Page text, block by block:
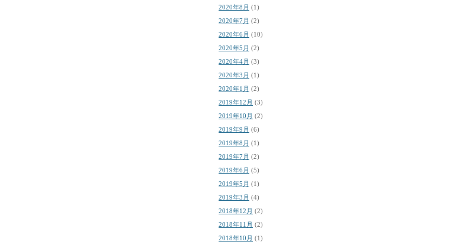
2020年8月 (1)
2020年7月 (2)
2020年6月 (10)
2020年5月 (2)
2020年4月 (3)
2020年3月 (1)
2020年1月 (2)
2019年12月 (3)
2019年10月 (2)
2019年9月 (6)
2019年8月 (1)
2019年7月 (2)
2019年6月 (5)
2019年5月 (1)
2019年3月 (4)
2018年12月 (2)
2018年11月 (2)
2018年10月 (1)